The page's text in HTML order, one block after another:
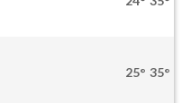
25° 35°